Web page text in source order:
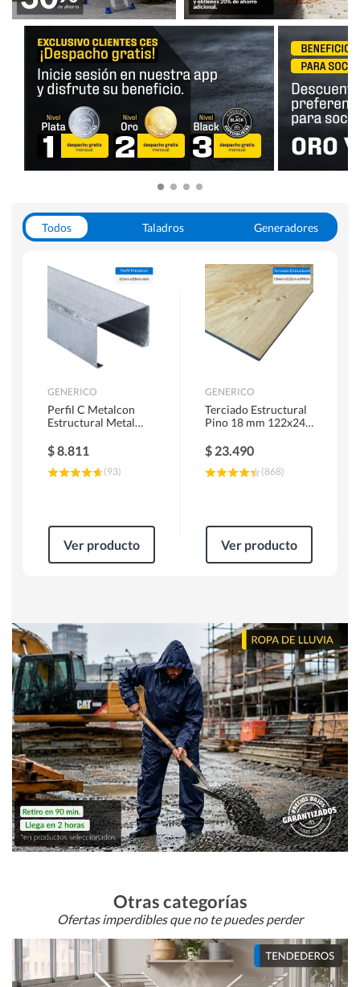
Todos Taladros
Generadores
Herramientas Manuales
Sierras Circulares
GENERICO
Perfil C Metalcon
Estructural Metal
$8.811
(93)
Ver producto
GENERICO
Terciado Estructural
Pino 18 mm 122x244
$ 23.490
(868)
Ver producto
Otras categorías
Ofertas imperdibles que no te puedes perder